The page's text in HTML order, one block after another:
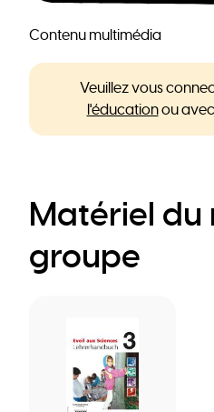
Contenu multimédia
Veuillez vous
l'éducationou
Matériel du
groupe